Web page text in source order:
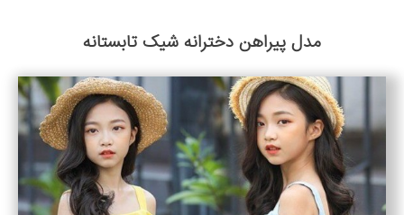
مدل پیراهن دخترانه شیک تابستانه